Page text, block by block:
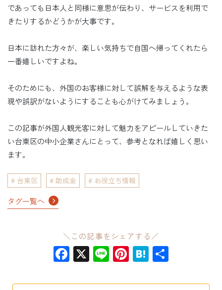
であっても日本人と同様に意思が伝わり、サービスを利用で
きたりするかどうかが大事です。
日本に訪れた方々が、楽しい気持ちで自国へ帰ってくれたら
一番嬉しいですよね。
そのためにも、外国のお客様に対して誤解を与えるような表
現や誤訳がないようにすることも心がけてみましょう。
この記事が外国人観光客に対して魅力をアピールしていきた
い台東区の中小企業さんにとって、参考となれば嬉しく思い
ます。
台東区 助成金 お役立ち情報
タグ一覧へ
＼この記事をシェアする／
Facebook
X LinePinterest
Hatena